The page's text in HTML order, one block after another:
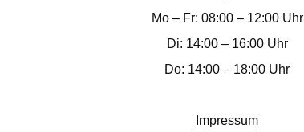
Mo – Fr: 08:00 – 12:00 Uhr
Di: 14:00 – 16:00 Uhr
Do: 14:00 – 18:00 Uhr
Impressum